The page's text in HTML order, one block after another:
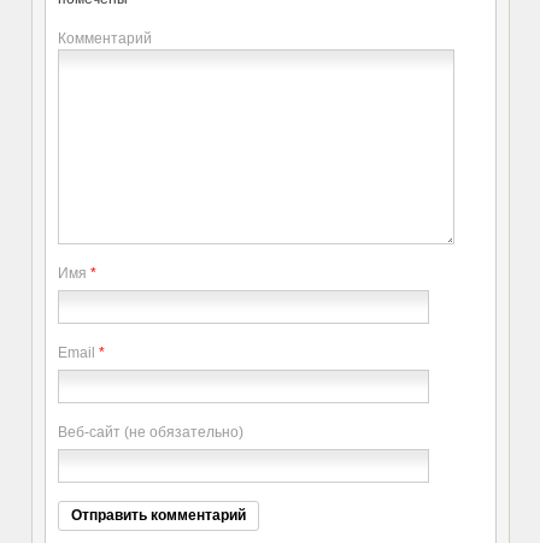
Комментарий
Имя *
Email *
Веб-сайт (не обязательно)